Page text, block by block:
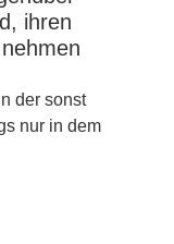
ihren
der sonst
nur in dem